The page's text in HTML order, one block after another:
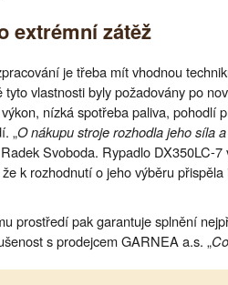
extrémní zátěž
je třeba mít vhodnou
vlastnosti byly požadovány po
nízká spotřeba paliva, pohodlí
„O nákupu stroje rozhodla jeho síla
Svoboda. Rypadlo DX350LC-
k rozhodnutí o jeho výběru
prostředí pak garantuje splnění
s prodejcem GARNEA a.s. „